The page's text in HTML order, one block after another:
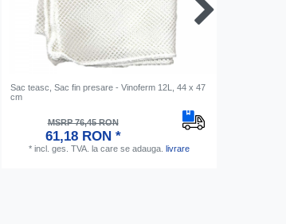
Sac teasc, Sac fin presare - Vinoferm 12L, 44 x 47
cm
MSRP 76,45 RON
61,18 RON *
* incl. ges. TVA. la care se adauga. livrare